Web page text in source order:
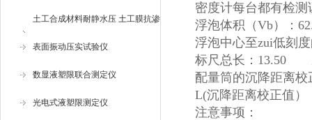
土工合成材料耐静水压 土工膜抗渗
仪
表面振动压实试验仪
数显液塑限联合测定仪
光电式液塑限测定仪
密度计每台都有检
浮泡体积（Vb）：
浮泡中心至zui低刻
标尺总长：13.50
配量筒的沉降距
L(沉降距离校正
注意事项：